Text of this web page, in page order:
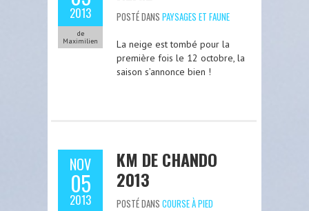
2013
de
Maximilien
POSTÉ DANS PAYSAGES ET FAUNE
La neige est tombé pour la
première fois le 12 octobre, la
saison s’annonce bien !
NOV
05
2013
KM DE CHANDO
2013
POSTÉ DANS COURSE À PIED